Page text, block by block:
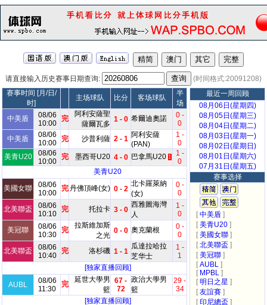
请直接输入历史赛事日期查询:
(时间格式:20091208)
赛事时间 [月/日/
时]
主场球队 比分 客场球队
半
场
中美盾
08/06
10:00
完
阿利安薩聖
薩爾瓦多
1 - 0 希爾迪奧諾
0 -
0
中美盾
08/06
10:00
完 沙普利薩 2 - 1 阿利安薩
(PAN)
1 -
0
美青U20
08/06
10:00
完 墨西哥U20 4 - 0 巴拿馬U20 1
1 -
0
美青U20
美國女聯
08/06
10:00
完丹佛頂峰(女) 0 - 2
北卡羅萊納
(女)
0 -
0
北美聯盃
08/06
10:10
完 托拉卡 3 - 0
西雅圖海灣
人
1 -
0
美冠聯
08/06
10:30
完
拉斯維加斯
之光
0 - 0 奧克蘭根
0 -
0
北美聯盃
08/06
10:40
完 洛杉磯 1 - 1
瓜達拉哈拉
芝华士
1 -
1
[独家直播回顾]
AUBL
08/06
11:30
完
延世大學男
籃
67 -
72
政治大學男
籃
29 -
34
[独家直播回顾]
最近一周回顾
08月06日(星期四)
08月05日(星期三)
08月04日(星期二)
08月03日(星期一)
08月02日(星期日)
08月01日(星期六)
07月31日(星期五)
赛事选择
[中美盾 ]
[美青U20 ]
[美國女聯 ]
[北美聯盃 ]
[美冠聯 ]
[AUBL ]
[MPBL ]
[明日之星 ]
[友誼賽 ]
[印尼總盃 ]